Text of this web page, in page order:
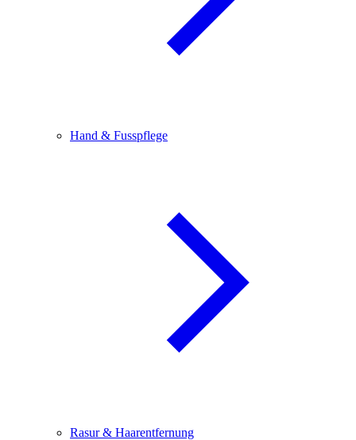
Hand & Fusspflege
Rasur & Haarentfernung